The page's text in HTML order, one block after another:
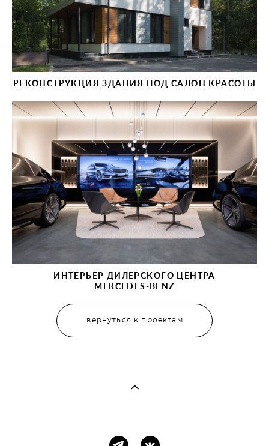
РЕКОНСТРУКЦИЯ ЗДАНИЯ ПОД САЛОН КРАСОТЫ
ИНТЕРЬЕР ДИЛЕРСКОГО ЦЕНТРА
MERCEDES-BENZ
вернуться к проектам